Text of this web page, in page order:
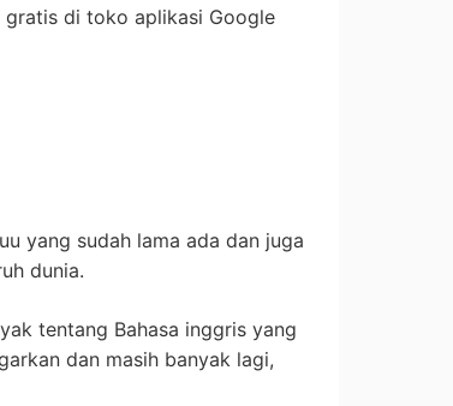
gratis di toko aplikasi Google
yang sudah lama ada dan juga
dunia.
tentang Bahasa inggris yang
dan masih banyak lagi,